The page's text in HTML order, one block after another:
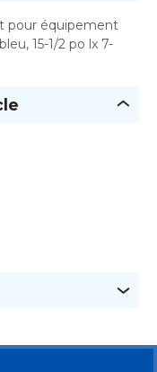
pour équipement
15-1/2 po lx 7-